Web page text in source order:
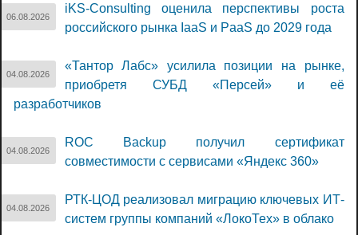
06.08.2026
iKS-Consulting оценила перспективы роста
российского рынка IaaS и PaaS до 2029 года
04.08.2026
«Тантор Лабс» усилила позиции на рынке,
приобретя СУБД «Персей» и её
разработчиков
04.08.2026
ROC Backup получил сертификат
совместимости с сервисами «Яндекс 360»
04.08.2026
РТК-ЦОД реализовал миграцию ключевых ИТ-
систем группы компаний «ЛокоТех» в облако